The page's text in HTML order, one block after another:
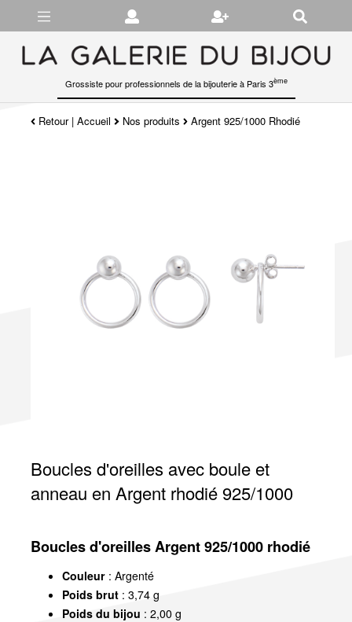
Grossiste pour professionnels de la bijouterie à Paris 3ème
Retour|Accueil Nos produits Argent 925/1000 Rhodié
Boucles d'oreilles avec boule et
anneau en Argent rhodié 925/1000
Boucles d'oreilles Argent 925/1000 rhodié
Couleur: Argenté
Poids brut: 3,74 g
Poids du bijou : 2,00 g
Gérer les préférences en matière de cookies